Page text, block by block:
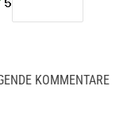
KOMMENTARE